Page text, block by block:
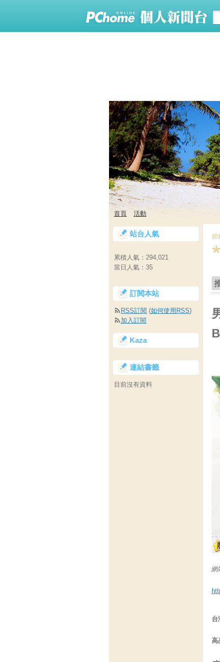
首頁 活動
網
台
高
站台人氣
累積人氣： 294,021
當日人氣： 35
訂閱本站
RSS訂閱 (如何使用RSS)
加入訂閱
Kaza
連結書籤
目前沒有資料